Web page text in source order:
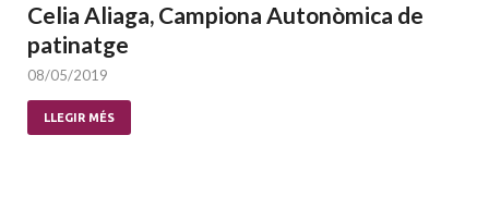
Celia Aliaga, Campiona Autonòmica de
patinatge
08/05/2019
LLEGIR MÉS